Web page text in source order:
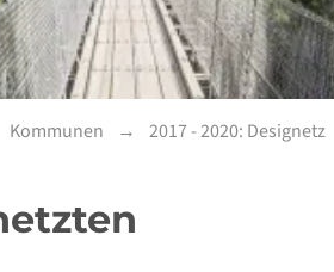
Kommunen
2017 - 2020: Designetz